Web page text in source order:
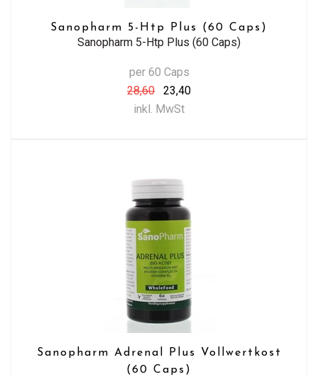
Sanopharm 5-Htp Plus (60 Caps)
Sanopharm 5-Htp Plus (60 Caps)
per 60 Caps
28,60
23,40
inkl. MwSt
Sanopharm Adrenal Plus Vollwertkost
(60 Caps)